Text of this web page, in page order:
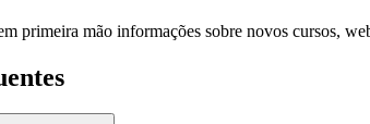
primeira mão informações sobre novos cursos,